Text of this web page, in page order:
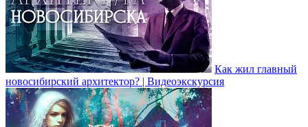
Как жил главный
новосибирский архитектор? | Видеоэкскурсия